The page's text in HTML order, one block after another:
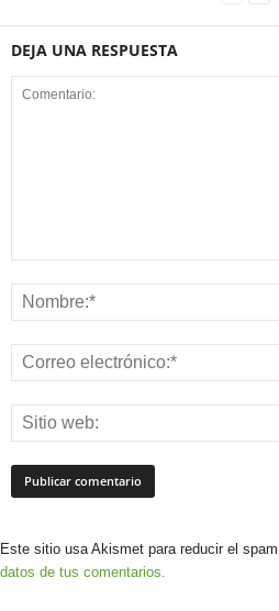
DEJA UNA RESPUESTA
Este sitio usa Akismet para reducir el spam.
datos de tus comentarios.